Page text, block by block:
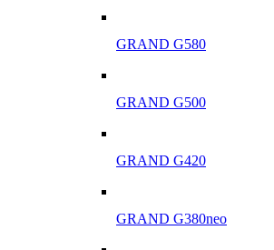
GRAND G580
GRAND G500
GRAND G420
GRAND G380neo